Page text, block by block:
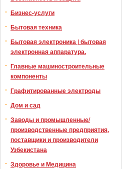
Бизнес-услуги
Бытовая техника
Бытовая электроника | бытовая
электронная аппаратура.
Главные машиностроительные
компоненты
Графитированные электроды
Дом и сад
Заводы и промышленные/
производственные предприятия,
поставщики и производители
Узбекистана
Здоровье и Медицина